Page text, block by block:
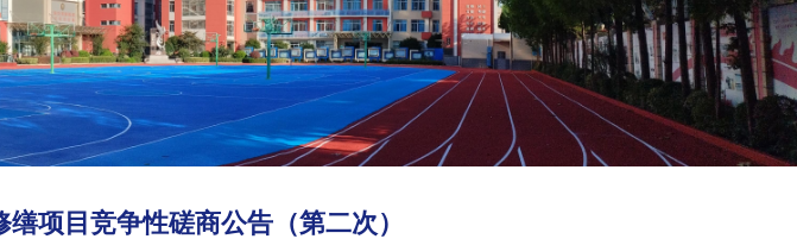
项目竞争性磋商公告（第二次）